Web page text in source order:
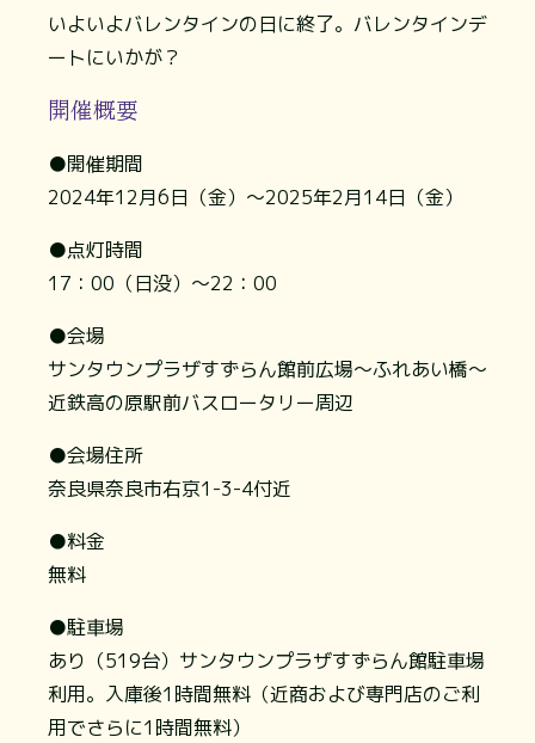
いよいよバレンタインの日に終了。バレンタインデ
ートにいかが？
開催概要
●開催期間
2024年12月6日（金）～2025年2月14日（金）
●点灯時間
17：00（日没）〜22：00
●会場
サンタウンプラザすずらん館前広場～ふれあい橋～
近鉄高の原駅前バスロータリー周辺
●会場住所
奈良県奈良市右京1-3-4付近
●料金
無料
●駐車場
あり（519台）サンタウンプラザすずらん館駐車場
利用。入庫後1時間無料（近商および専門店のご利
用でさらに1時間無料）